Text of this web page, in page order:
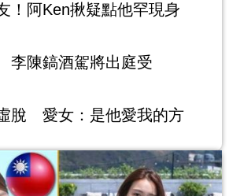
！阿Ken揪疑點他罕現身
陳鎬酒駕將出庭受
脫 愛女：是他愛我的方